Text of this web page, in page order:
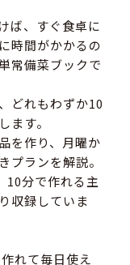
ば、すぐ食卓に
時間がかかるの
常備菜ブックで
どれもわずか10
す。
を作り、月曜か
プランを解説。
10分で作れる主
収録していま
れて毎日使え